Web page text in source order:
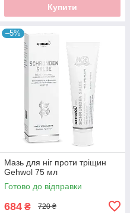
Купити
–5%
Мазь для ніг проти тріщин
Gehwol 75 мл
Готово до відправки
684 ₴ 720 ₴